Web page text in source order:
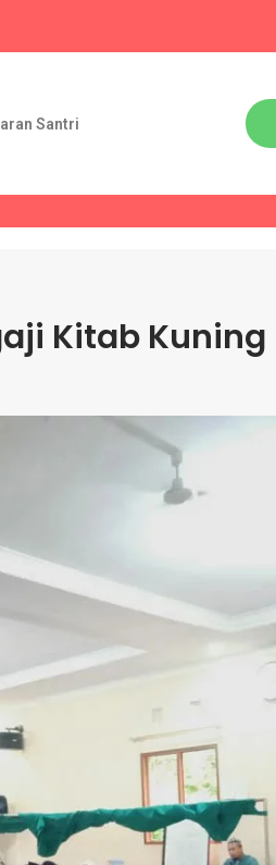
Santri
Kitab Kuning